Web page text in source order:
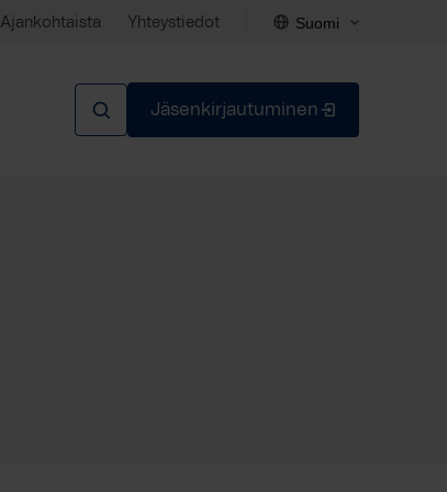
Ajankohtaista Yhteystiedot Suomi
Jäsenkirjautuminen